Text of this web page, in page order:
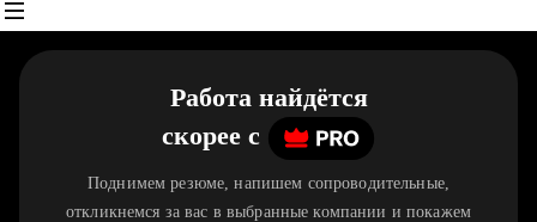
Работа найдётся
скорее c
Поднимем резюме, напишем сопроводительные,
откликнемся за вас в выбранные компании и покажем